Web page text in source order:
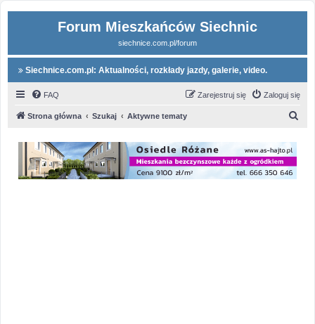
Forum Mieszkańców Siechnic
siechnice.com.pl/forum
Siechnice.com.pl: Aktualności, rozkłady jazdy, galerie, video.
FAQ Zaloguj się
Zarejestruj się
Strona główna Szukaj Aktywne tematy